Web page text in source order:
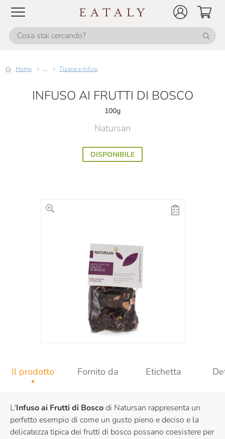
Home ... Tisane e Infusi
INFUSO AI FRUTTI DI BOSCO
100g
Natursan
DISPONIBILE
Il prodotto Fornito da Etichetta
L'Infuso ai Frutti di Boscodi Natursan rappresenta un
perfetto esempio di come un gusto pieno e deciso e la
delicatezza tipica dei frutti di bosco possano coesistere per